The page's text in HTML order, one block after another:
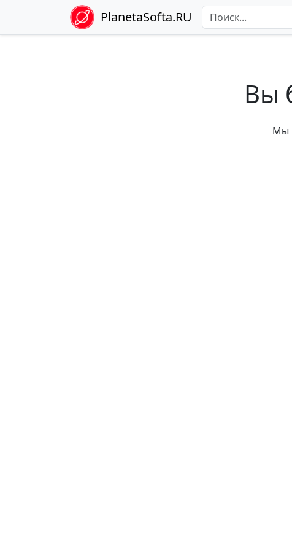
PlanetaSofta.RU
Вы
Мы